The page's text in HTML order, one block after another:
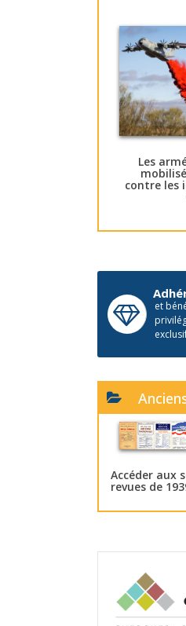
Les
contre les
et
Accéder aux
revues de